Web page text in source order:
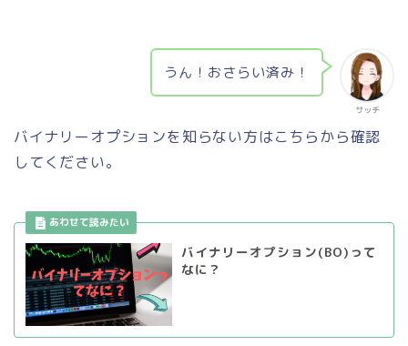
サッチ
うん！おさらい済み！
バイナリーオプションを知らない方はこちらから確認
してください。
バイナリーオプション(BO)って
なに？